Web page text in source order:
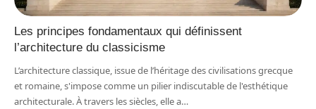
Les principes fondamentaux qui définissent
l’architecture du classicisme
L’architecture classique, issue de l’héritage des civilisations grecque
et romaine, s'impose comme un pilier indiscutable de l'esthétique
architecturale. À travers les siècles, elle a…